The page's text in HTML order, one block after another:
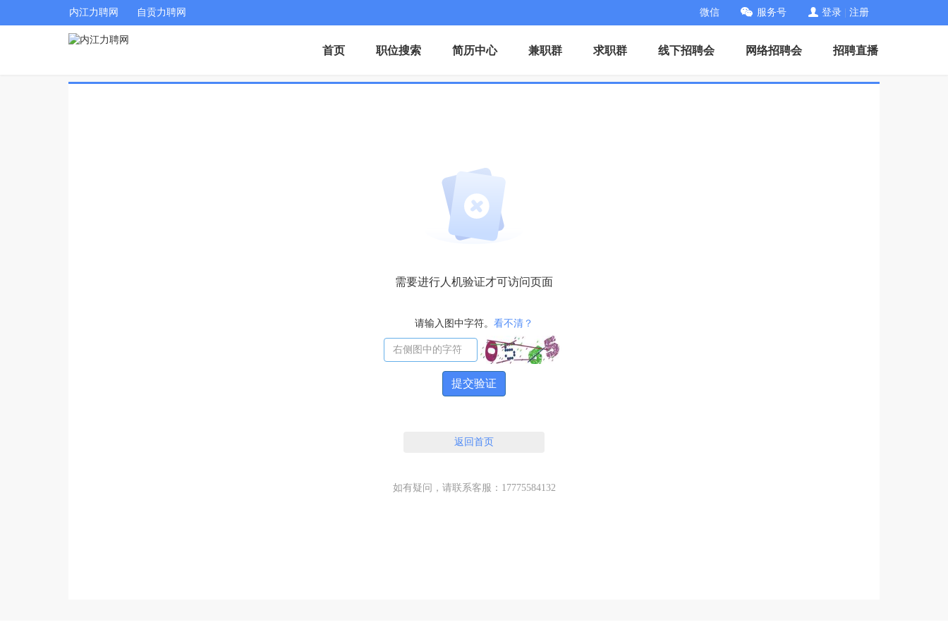
内江力聘网 自贡力聘网 微信 服务号 登录 注册
首页 职位搜索 简历中心 兼职群 求职群 线下招聘会 网络招聘会 招聘直播
需要进行人机验证才可访问页面
请输入图中字符。 看不清？
提交验证
返回首页
如有疑问，请联系客服：17775584132